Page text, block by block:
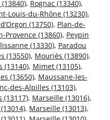
, Rognac (13340),
Louis-du-Rhône (13230),
(13750), Plan-de-
Provence (13860), Peypin
(13330), Paradou
(13550), Mouriès (13890),
(13140), Mimet (13105),
(13650), Maussane-les-
des-Alpilles (13103),
(13117), Marseille (13016),
, Marseille (13013),